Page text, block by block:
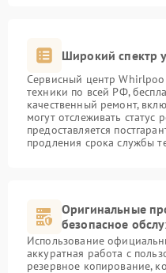
Широкий спектр
Сервисный центр
техники по всей РФ,
качественный ремонт,
могут отслеживать статус
предоставляется
продления срока службы
Оригинальные
безопасное
Использование
аккуратная работа с
резервное копирование,